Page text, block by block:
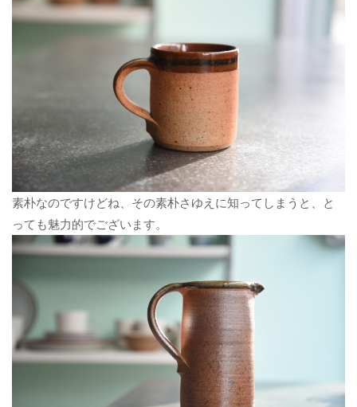
素朴なのですけどね、その素朴さゆえに知ってしまうと、と
っても魅力的でございます。